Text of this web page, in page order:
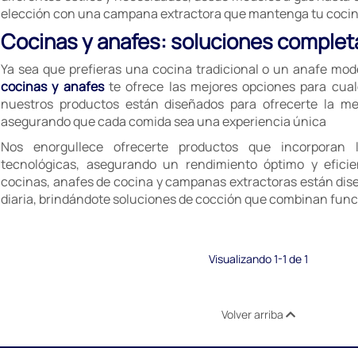
elección con una campana extractora que mantenga tu
Cocinas y anafes: soluciones
Ya sea que prefieras una cocina tradicional o un anafe
cocinas y anafeste ofrece las mejores opciones para
nuestros productos están diseñados para ofrecerte la
asegurando que cada comida sea una experiencia única
Nos enorgullece ofrecerte productos que incorporan
tecnológicas, asegurando un rendimiento óptimo y
cocinas, anafes de cocina y campanas extractoras están
diaria, brindándote soluciones de cocción que combinan
Visualizando 1-1 de 1
Volver arriba